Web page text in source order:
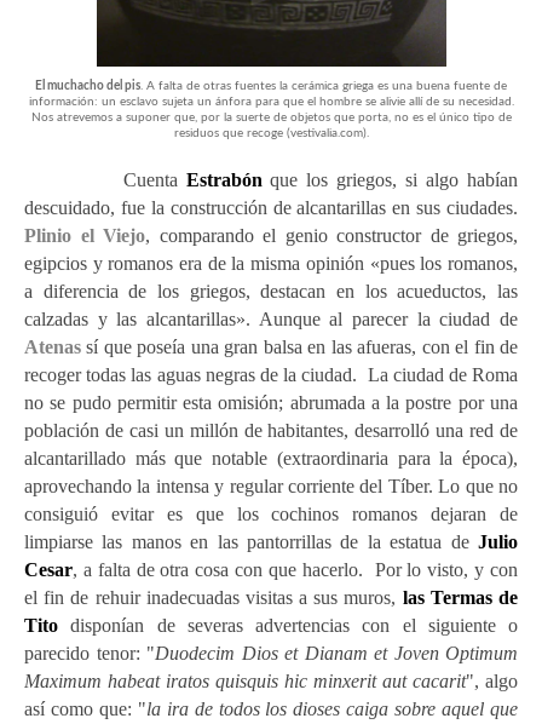
El muchacho del pis. A falta de otras fuentes la cerámica griega es una buena fuente de
información: un esclavo sujeta un ánfora para que el hombre se alivie allí de su necesidad.
Nos atrevemos a suponer que, por la suerte de objetos que porta, no es el único tipo de
residuos que recoge (vestivalia.com).
Cuenta Estrabón que los griegos, si algo habían
descuidado, fue la construcción de alcantarillas en sus ciudades.
Plinio el Viejo, comparando el genio constructor de griegos,
egipcios y romanos era de la misma opinión «pues los romanos,
a diferencia de los griegos, destacan en los acueductos, las
calzadas y las alcantarillas». Aunque al parecer la ciudad de
Atenas sí que poseía una gran balsa en las afueras, con el fin de
recoger todas las aguas negras de la ciudad. La ciudad de Roma
no se pudo permitir esta omisión; abrumada a la postre por una
población de casi un millón de habitantes, desarrolló una red de
alcantarillado más que notable (extraordinaria para la época),
aprovechando la intensa y regular corriente del Tíber. Lo que no
consiguió evitar es que los cochinos romanos dejaran de
limpiarse las manos en las pantorrillas de la estatua de Julio
Cesar, a falta de otra cosa con que hacerlo. Por lo visto, y con
el fin de rehuir inadecuadas visitas a sus muros, las Termas de
Tito disponían de severas advertencias con el siguiente o
parecido tenor: "Duodecim Dios et Dianam et Joven Optimum
Maximum habeat iratos quisquis hic minxerit aut cacarit", algo
así como que: "la ira de todos los dioses caiga sobre aquel que